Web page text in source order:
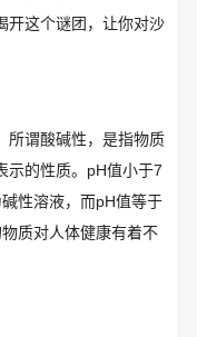
开这个谜团，让你对沙
所谓酸碱性，是指物质
示的性质。pH值小于7
性溶液，而pH值等于
质对人体健康有着不